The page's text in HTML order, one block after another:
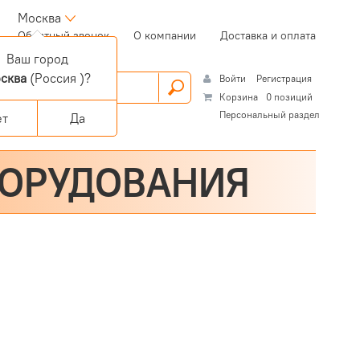
Москва
Обратный звонок(current)О компании Доставка и оплата
Войти
Регистрация
Корзина
0 позиций
Персональный раздел
Ваш город
(Россия )?
Да